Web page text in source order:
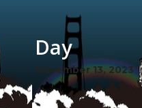
Day
November 13, 2023